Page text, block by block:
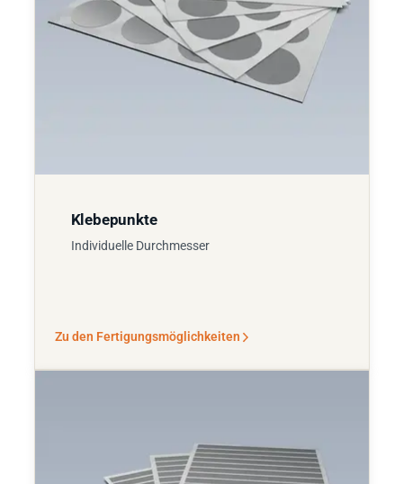
Klebepunkte
Individuelle Durchmesser
Zu den Fertigungsmöglichkeiten